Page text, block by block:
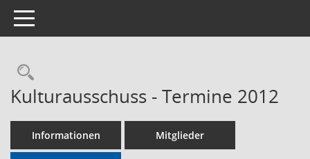
Toggle navigation
Rechercheauswahl
Kulturausschuss - Termine 2012
Informationen Mitglieder